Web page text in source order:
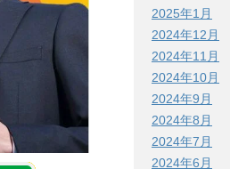
2025年1月
2024年12月
2024年11月
2024年10月
2024年9月
2024年8月
2024年7月
2024年6月